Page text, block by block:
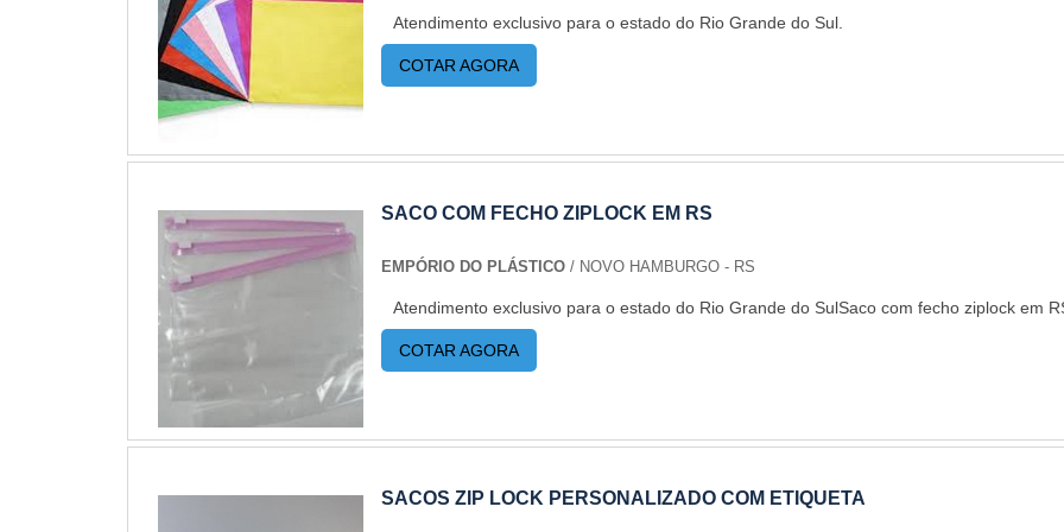
Atendimento exclusivo para o estado do Rio Grande do Sul.
COTAR AGORA
SACO COM FECHO ZIPLOCK EM RS
EMPÓRIO DO PLÁSTICO/ NOVO HAMBURGO - RS
Atendimento exclusivo para o estado do Rio Grande do SulSaco com fecho ziplock em
COTAR AGORA
SACOS ZIP LOCK PERSONALIZADO COM ETIQUETA